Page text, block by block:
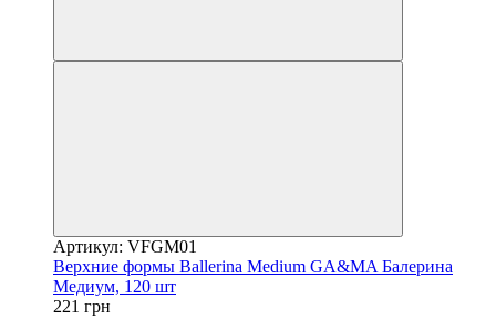
Артикул: VFGM01
Верхние формы Ballerina Medium GA&MA Балерина
Медиум, 120 шт
221 грн